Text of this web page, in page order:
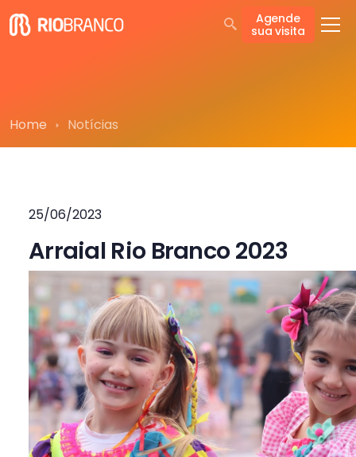
Agende
sua visita
Home Notícias
25/06/2023
Arraial Rio Branco 2023